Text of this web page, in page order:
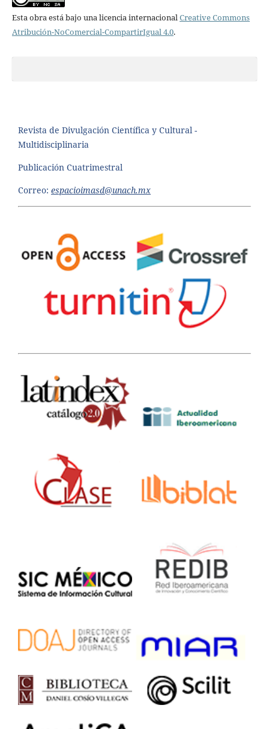
Esta obra está bajo una licencia internacionalCreative Commons
Atribución-NoComercial-CompartirIgual 4.0.
Revista de Divulgación Científica y Cultural -
Multidisciplinaria
Publicación Cuatrimestral
Correo: espacioimasd@unach.mx